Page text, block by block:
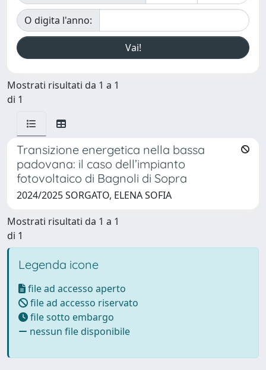
O digita l'anno:
Mostrati risultati da 1 a 1
di 1
Transizione energetica nella bassa
padovana: il caso dell’impianto
fotovoltaico di Bagnoli di Sopra
2024/2025 SORGATO, ELENA SOFIA
Mostrati risultati da 1 a 1
di 1
Legenda icone
file ad accesso aperto
file ad accesso riservato
file sotto embargo
nessun file disponibile